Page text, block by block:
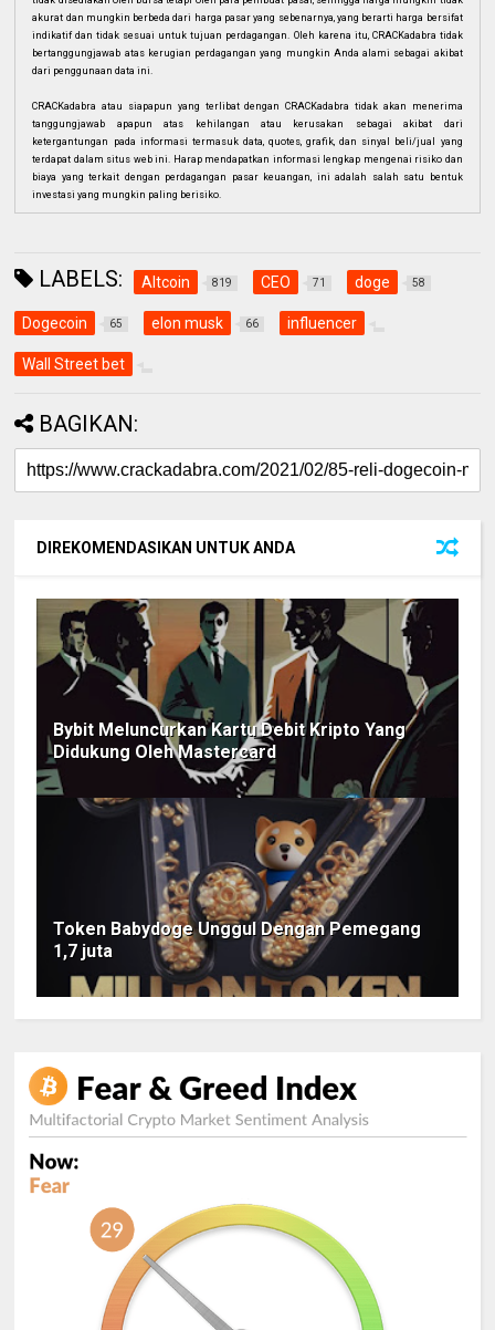
akurat dan mungkin berbeda dari harga pasar yang sebenarnya, yang berarti harga bersifat
indikatif dan tidak sesuai untuk tujuan perdagangan. Oleh karena itu, CRACKadabra tidak
bertanggungjawab atas kerugian perdagangan yang mungkin Anda alami sebagai akibat
dari penggunaan data ini.
CRACKadabra atau siapapun yang terlibat dengan CRACKadabra tidak akan menerima
tanggungjawab apapun atas kehilangan atau kerusakan sebagai akibat dari
ketergantungan pada informasi termasuk data, quotes, grafik, dan sinyal beli/jual yang
terdapat dalam situs web ini. Harap mendapatkan informasi lengkap mengenai risiko dan
biaya yang terkait dengan perdagangan pasar keuangan, ini adalah salah satu bentuk
investasi yang mungkin paling berisiko.
LABELS: Altcoin 819 CEO 71 doge 58
Dogecoin 65 elon musk 66 influencer
Wall Street bet
BAGIKAN:
DIREKOMENDASIKAN UNTUK ANDA
Bybit Meluncurkan Kartu Debit Kripto Yang
Didukung Oleh Mastercard
Token Babydoge Unggul Dengan Pemegang
1,7 juta